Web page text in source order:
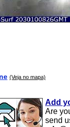
(Veja no mapa)
Add
Are
send